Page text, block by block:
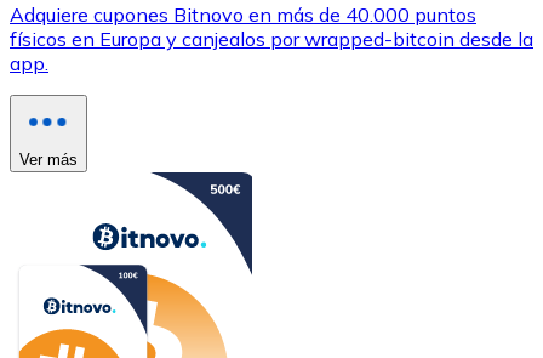
Adquiere cupones Bitnovo en más de 40.000 puntos
físicos en Europa y canjealos por wrapped-bitcoin desde la
app.
Ver más